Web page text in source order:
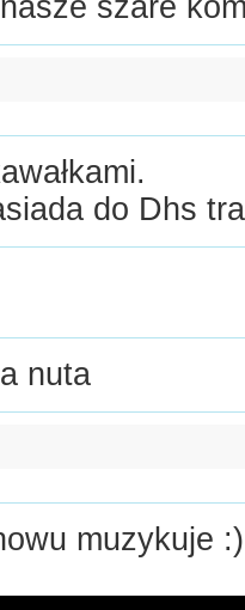
szare
do Dhs
nuta
muzykuje :)